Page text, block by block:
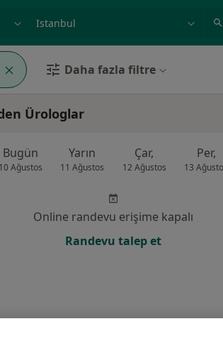
isim
Daha fazla filtre
Ürologlar
Bugün
10 Ağustos
Yarın
11 Ağustos
Çar,
12 Ağustos
Per,
13
Online randevu erişime kapalı
Randevu talep et